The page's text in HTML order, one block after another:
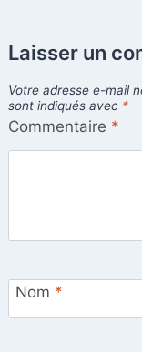
Laisser un
Votre adresse e-mail
sont indiqués avec *
Commentaire *
Nom *